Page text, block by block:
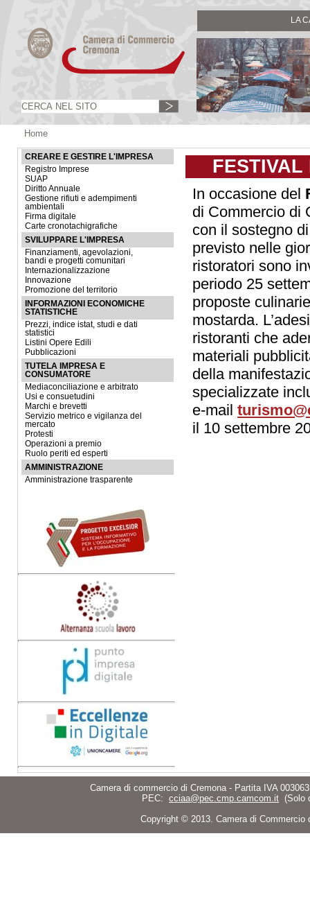
LA
Home
CREARE E GESTIRE L'IMPRESA
Registro Imprese
SUAP
Diritto Annuale
Gestione rifiuti e adempimenti
ambientali
Firma digitale
Carte cronotachigrafiche
SVILUPPARE L'IMPRESA
Finanziamenti, agevolazioni,
bandi e progetti comunitari
Internazionalizzazione
Innovazione
Promozione del territorio
INFORMAZIONI ECONOMICHE
STATISTICHE
Prezzi, indice istat, studi e dati
statistici
Listini Opere Edili
Pubblicazioni
TUTELA IMPRESA E
CONSUMATORE
Mediaconciliazione e arbitrato
Usi e consuetudini
Marchi e brevetti
Servizio metrico e vigilanza del
mercato
Protesti
Operazioni a premio
Ruolo periti ed esperti
AMMINISTRAZIONE
Amministrazione trasparente
FESTIVAL
In occasione del
di Commercio di
con il sostegno
previsto nelle
ristoratori sono
periodo 25
proposte
mostarda.
ristoranti che
materiali
della
specializzate
e-mail
il 10 settembre
Camera di commercio di Cremona - Partita IVA
PEC: cciaa@pec.cmp.camcom.it (Solo
Copyright © 2013. Camera di